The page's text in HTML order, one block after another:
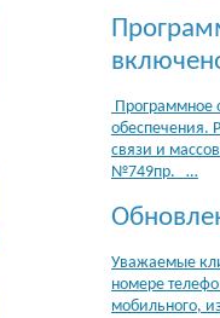
Программное
обеспечения.
связи и
№749пр. …
Уважаемые
номере
мобильного,